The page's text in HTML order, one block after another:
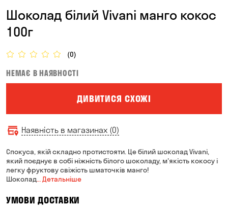
Шоколад білий Vivani манго кокос
100г
(0)
НЕМАЄ В НАЯВНОСТІ
ДИВИТИСЯ СХОЖІ
Наявність в магазинах (0)
Спокуса, якій складно протистояти. Це білий шоколад Vivani,
який поєднує в собі ніжність білого шоколаду, м'якість кокосу і
легку фруктову свіжість шматочків манго!
Шоколад… Детальніше
УМОВИ ДОСТАВКИ